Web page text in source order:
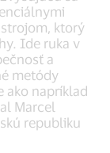
ktorý
Ide ruka v
a
metódy
ako napríklad
Marcel
republiku